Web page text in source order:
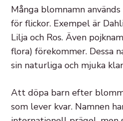
Många blomnamn
för flickor. Exempel är
Lilja och Ros. Även
flora) förekommer. Dessa
sin naturliga och mjuka
Att döpa barn efter
som lever kvar. Namnen